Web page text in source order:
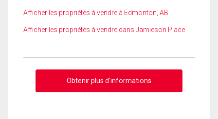
Afficher les propriétés à vendre à Edmonton, AB
Afficher les propriétés à vendre dans Jamieson Place
Obtenir plus d'informations